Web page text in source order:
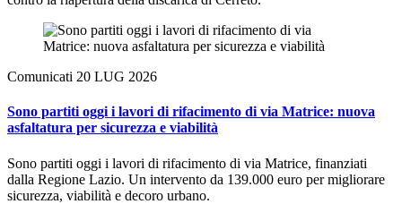
Comunicati 20 LUG 2026
Sono partiti oggi i lavori di rifacimento di via Matrice: nuova
asfaltatura per sicurezza e viabilità
Sono partiti oggi i lavori di rifacimento di via Matrice, finanziati
dalla Regione Lazio. Un intervento da 139.000 euro per migliorare
sicurezza, viabilità e decoro urbano.